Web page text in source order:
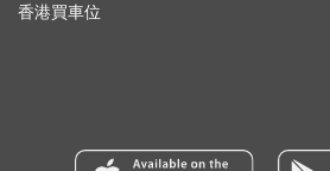
香港買車位